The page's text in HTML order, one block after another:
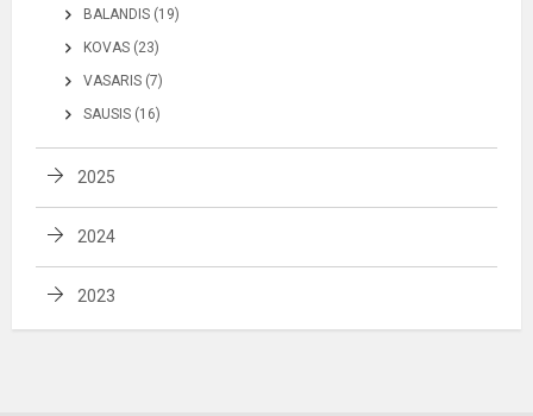
BALANDIS (19)
KOVAS (23)
VASARIS (7)
SAUSIS (16)
2025
2024
2023